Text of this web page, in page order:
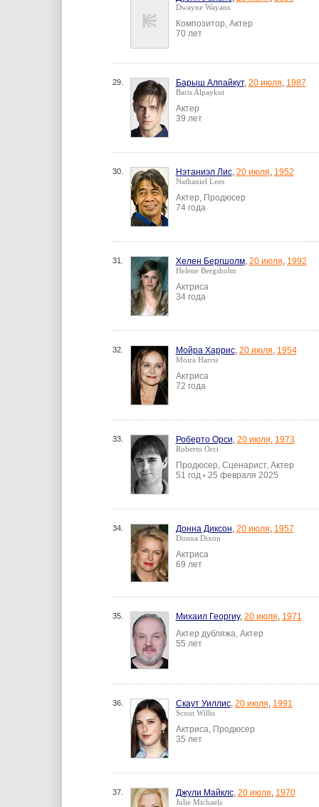
Dwayne Wayans
Композитор, Актер
70 лет
29. Барыш Алпайкут, 20 июля, 1987
Baris Alpaykut
Актер
39 лет
30. Нэтаниэл Лис, 20 июля, 1952
Nathaniel Lees
Актер, Продюсер
74 года
31. Хелен Бергшолм, 20 июля, 1992
Helene Bergsholm
Актриса
34 года
32. Мойра Харрис, 20 июля, 1954
Moira Harris
Актриса
72 года
33. Роберто Орси, 20 июля, 1973
Roberto Orci
Продюсер, Сценарист, Актер
51 год • 25 февраля 2025
34. Донна Диксон, 20 июля, 1957
Donna Dixon
Актриса
69 лет
35. Михаил Георгиу, 20 июля, 1971
Актер дубляжа, Актер
55 лет
36. Скаут Уиллис, 20 июля, 1991
Scout Willis
Актриса, Продюсер
35 лет
37. Джули Майклс, 20 июля, 1970
Julie Michaels